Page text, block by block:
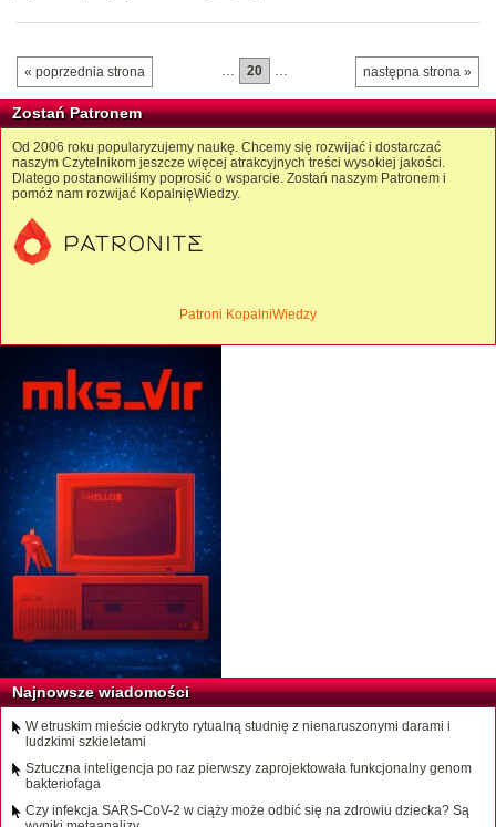
« poprzednia strona następna strona »
… 20 …
Zostań Patronem
Od 2006 roku popularyzujemy naukę. Chcemy się rozwijać i dostarczać
naszym Czytelnikom jeszcze więcej atrakcyjnych treści wysokiej jakości.
Dlatego postanowiliśmy poprosić o wsparcie. Zostań naszym Patronem i
pomóż nam rozwijać KopalnięWiedzy.
Patroni KopalniWiedzy
Najnowsze wiadomości
W etruskim mieście odkryto rytualną studnię z nienaruszonymi darami i
ludzkimi szkieletami
Sztuczna inteligencja po raz pierwszy zaprojektowała funkcjonalny genom
bakteriofaga
Czy infekcja SARS-CoV-2 w ciąży może odbić się na zdrowiu dziecka? Są